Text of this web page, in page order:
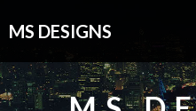
MS DESIGNS